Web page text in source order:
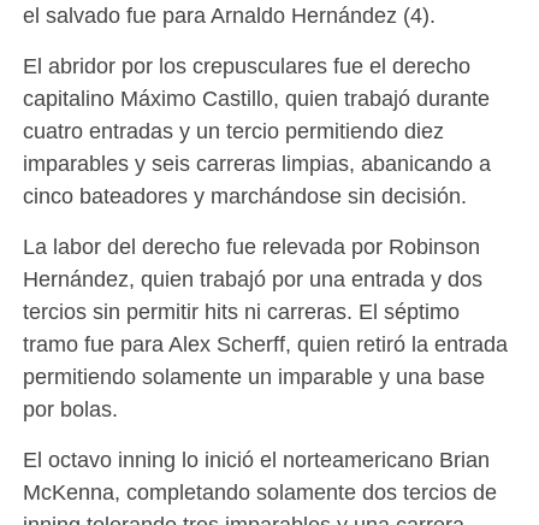
el salvado fue para Arnaldo Hernández (4).
El abridor por los crepusculares fue el derecho
capitalino Máximo Castillo, quien trabajó durante
cuatro entradas y un tercio permitiendo diez
imparables y seis carreras limpias, abanicando a
cinco bateadores y marchándose sin decisión.
La labor del derecho fue relevada por Robinson
Hernández, quien trabajó por una entrada y dos
tercios sin permitir hits ni carreras. El séptimo
tramo fue para Alex Scherff, quien retiró la entrada
permitiendo solamente un imparable y una base
por bolas.
El octavo inning lo inició el norteamericano Brian
McKenna, completando solamente dos tercios de